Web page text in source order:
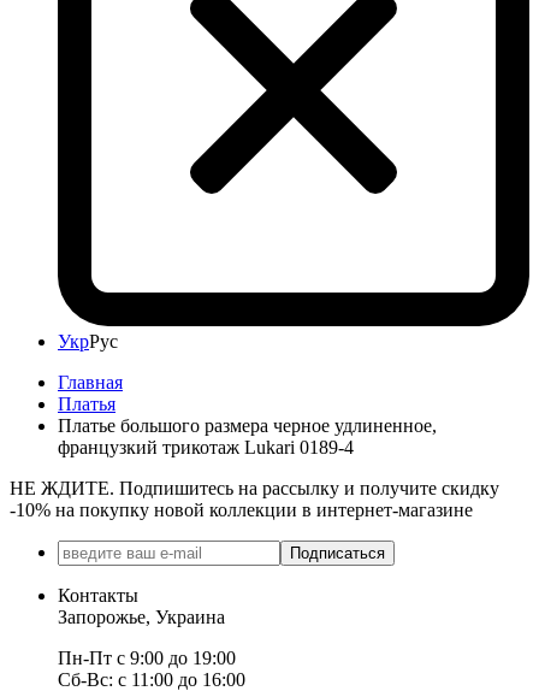
УкрРус
Главная
Платья
Платье большого размера черное удлиненное,
французкий трикотаж Lukari 0189-4
НЕ ЖДИТЕ. Подпишитесь на рассылку и получите скидку
-10% на покупку новой коллекции в интернет-магазине
Подписаться
Контакты
Запорожье, Украина
Пн-Пт с 9:00 до 19:00
Сб-Вс: с 11:00 до 16:00